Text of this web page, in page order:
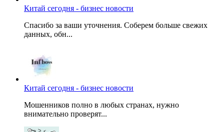
Китай сегодня - бизнес новости
Спасибо за ваши уточнения. Соберем больше свежих
данных, обн...
Китай сегодня - бизнес новости
Мошенников полно в любых странах, нужно
внимательно проверят...